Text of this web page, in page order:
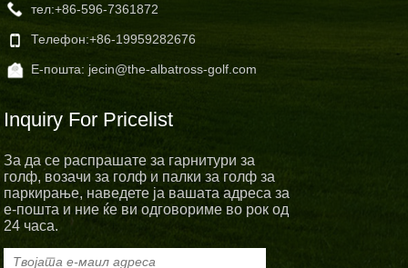
тел:+86-596-7361872
Телефон:+86-19959282676
Е-пошта: jecin@the-albatross-golf.com
Inquiry For Pricelist
За да се распрашате за гарнитури за
голф, возачи за голф и палки за голф за
паркирање, наведете ја вашата адреса за
е-пошта и ние ќе ви одговориме во рок од
24 часа.